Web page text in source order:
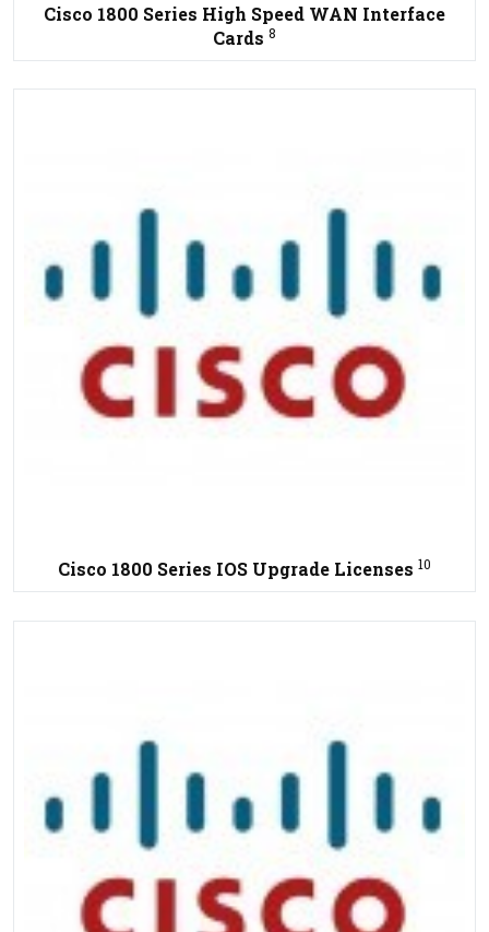
Cisco 1800 Series High Speed WAN Interface
Cards 8
Cisco 1800 Series IOS Upgrade Licenses 10